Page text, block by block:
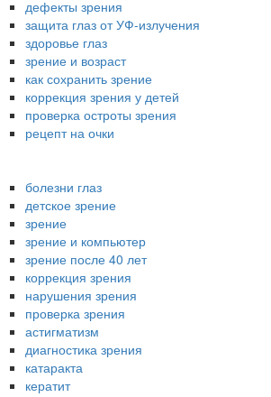
дефекты зрения
защита глаз от УФ-излучения
здоровье глаз
зрение и возраст
как сохранить зрение
коррекция зрения у детей
проверка остроты зрения
рецепт на очки
болезни глаз
детское зрение
зрение
зрение и компьютер
зрение после 40 лет
коррекция зрения
нарушения зрения
проверка зрения
астигматизм
диагностика зрения
катаракта
кератит